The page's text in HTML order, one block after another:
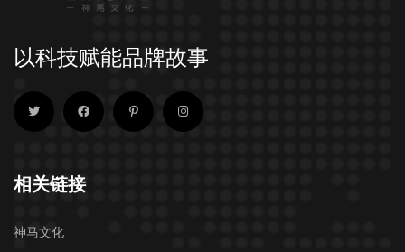
以科技赋能品牌故事
相关链接
神马文化